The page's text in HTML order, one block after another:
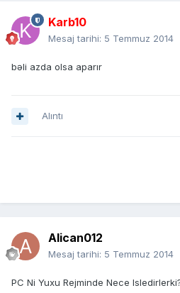
Karb10
Mesaj tarihi: 5 Temmuz 2014
bəli azda olsa aparır
Alıntı
Alican012
Mesaj tarihi: 5 Temmuz 2014
PC Ni Yuxu Rejminde Nece